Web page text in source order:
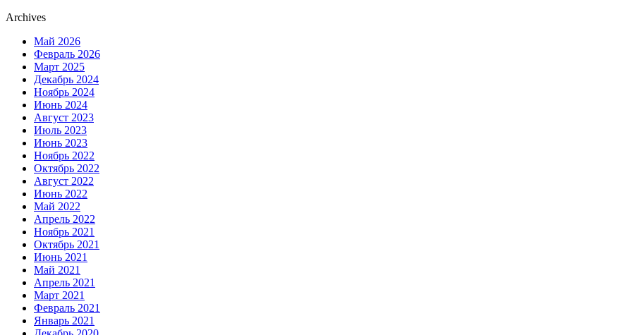
Archives
Май 2026
Февраль 2026
Март 2025
Декабрь 2024
Ноябрь 2024
Июнь 2024
Август 2023
Июль 2023
Июнь 2023
Ноябрь 2022
Октябрь 2022
Август 2022
Июнь 2022
Май 2022
Апрель 2022
Ноябрь 2021
Октябрь 2021
Июнь 2021
Май 2021
Апрель 2021
Март 2021
Февраль 2021
Январь 2021